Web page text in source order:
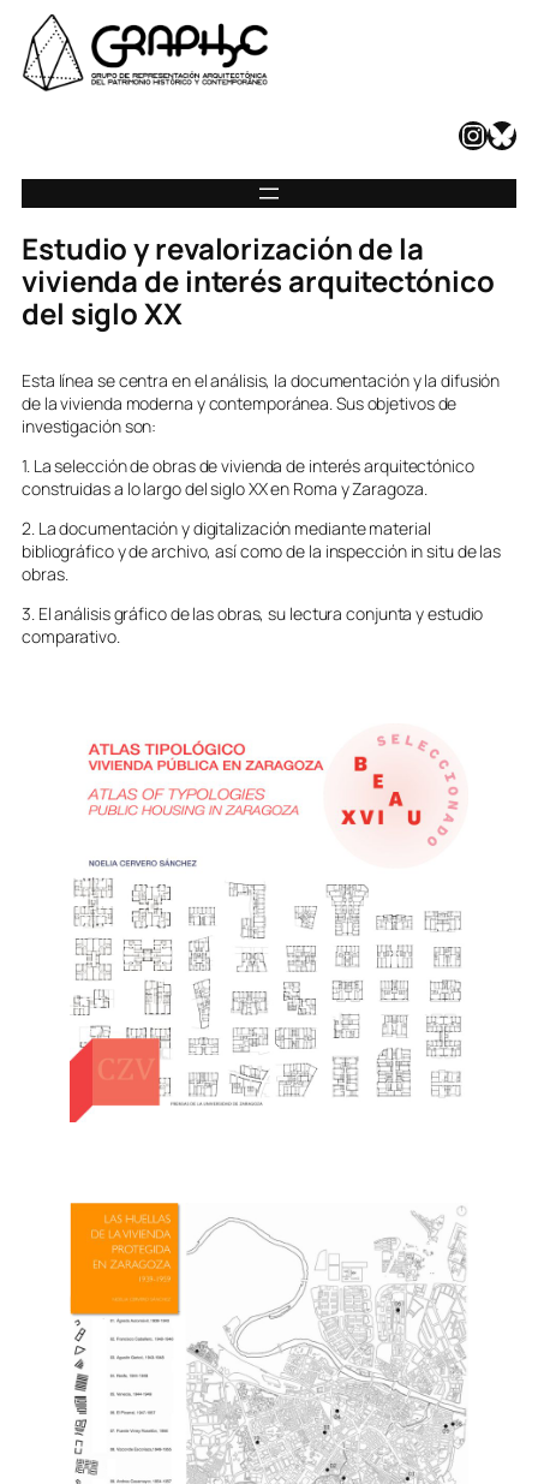
InstagramBluesky
Estudio y revalorización de la
vivienda de interés arquitectónico
del siglo XX
Esta línea se centra en el análisis, la documentación y la difusión
de la vivienda moderna y contemporánea. Sus objetivos de
investigación son:
1. La selección de obras de vivienda de interés arquitectónico
construidas a lo largo del siglo XX en Roma y Zaragoza.
2. La documentación y digitalización mediante material
bibliográfico y de archivo, así como de la inspección in situ de las
obras.
3. El análisis gráfico de las obras, su lectura conjunta y estudio
comparativo.